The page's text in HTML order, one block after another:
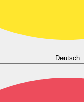
Deutsch